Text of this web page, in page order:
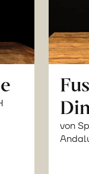
von